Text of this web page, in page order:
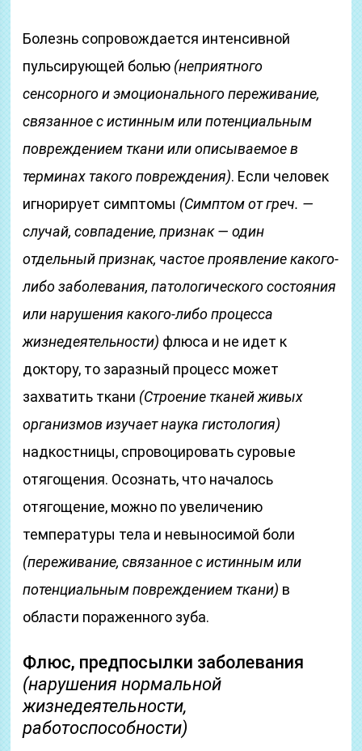
Болезнь сопровождается интенсивной
пульсирующей болью (неприятного
сенсорного и эмоционального переживание,
связанное с истинным или потенциальным
повреждением ткани или описываемое в
терминах такого повреждения). Если человек
игнорирует симптомы (Симптом от греч. —
случай, совпадение, признак — один
отдельный признак, частое проявление какого-
либо заболевания, патологического состояния
или нарушения какого-либо процесса
жизнедеятельности) флюса и не идет к
доктору, то заразный процесс может
захватить ткани (Строение тканей живых
организмов изучает наука гистология)
надкостницы, спровоцировать суровые
отягощения. Осознать, что началось
отягощение, можно по увеличению
температуры тела и невыносимой боли
(переживание, связанное с истинным или
потенциальным повреждением ткани) в
области пораженного зуба.
Флюс, предпосылки заболевания
(нарушения нормальной
жизнедеятельности,
работоспособности)